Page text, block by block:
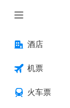
酒店
机票
火车票